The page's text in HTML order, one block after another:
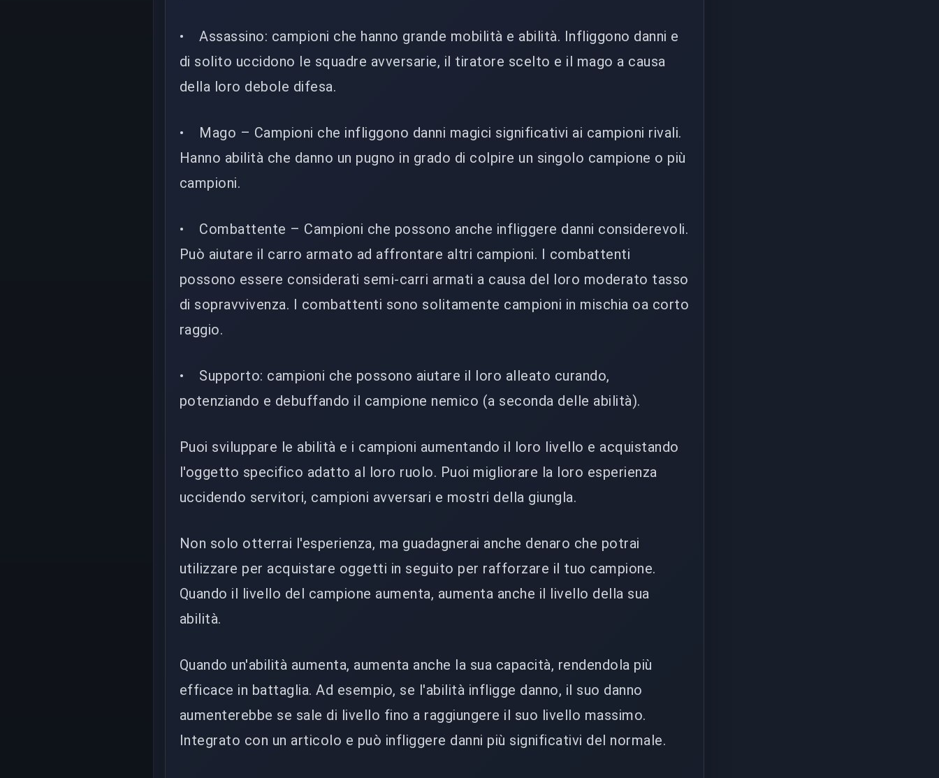
• Assassino: campioni che hanno grande mobilità e abilità. Infliggono danni e
di solito uccidono le squadre avversarie, il tiratore scelto e il mago a causa
della loro debole difesa.
• Mago – Campioni che infliggono danni magici significativi ai campioni rivali.
Hanno abilità che danno un pugno in grado di colpire un singolo campione o più
campioni.
• Combattente – Campioni che possono anche infliggere danni considerevoli.
Può aiutare il carro armato ad affrontare altri campioni. I combattenti
possono essere considerati semi-carri armati a causa del loro moderato tasso
di sopravvivenza. I combattenti sono solitamente campioni in mischia oa corto
raggio.
• Supporto: campioni che possono aiutare il loro alleato curando,
potenziando e debuffando il campione nemico (a seconda delle abilità).
Puoi sviluppare le abilità e i campioni aumentando il loro livello e acquistando
l'oggetto specifico adatto al loro ruolo. Puoi migliorare la loro esperienza
uccidendo servitori, campioni avversari e mostri della giungla.
Non solo otterrai l'esperienza, ma guadagnerai anche denaro che potrai
utilizzare per acquistare oggetti in seguito per rafforzare il tuo campione.
Quando il livello del campione aumenta, aumenta anche il livello della sua
abilità.
Quando un'abilità aumenta, aumenta anche la sua capacità, rendendola più
efficace in battaglia. Ad esempio, se l'abilità infligge danno, il suo danno
aumenterebbe se sale di livello fino a raggiungere il suo livello massimo.
Integrato con un articolo e può infliggere danni più significativi del normale.